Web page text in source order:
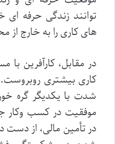
توانند زندگی حرفه
های کاری را به خارج از
در مقابل، کارآفرین
کاری بیشتری
شدت با یکدیگر گره
موفقیت در کسب وکار
در تأمین مالی، از